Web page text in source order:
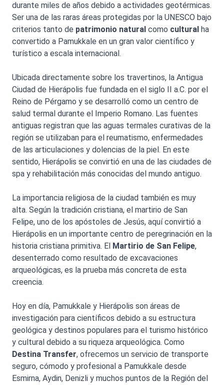
durante miles de años debido a actividades geotérmicas.
Ser una de las raras áreas protegidas por la UNESCO bajo
criterios tanto de patrimonio natural como cultural ha
convertido a Pamukkale en un gran valor científico y
turístico a escala internacional.
Ubicada directamente sobre los travertinos, la Antigua
Ciudad de Hierápolis fue fundada en el siglo II a.C. por el
Reino de Pérgamo y se desarrolló como un centro de
salud termal durante el Imperio Romano. Las fuentes
antiguas registran que las aguas termales curativas de la
región se utilizaban para el reumatismo, enfermedades
de las articulaciones y dolencias de la piel. En este
sentido, Hierápolis se convirtió en una de las ciudades de
spa y rehabilitación más conocidas del mundo antiguo.
La importancia religiosa de la ciudad también es muy
alta. Según la tradición cristiana, el martirio de San
Felipe, uno de los apóstoles de Jesús, aquí convirtió a
Hierápolis en un importante centro de peregrinación en la
historia cristiana primitiva. El Martirio de San Felipe,
desenterrado como resultado de excavaciones
arqueológicas, es la prueba más concreta de esta
creencia.
Hoy en día, Pamukkale y Hierápolis son áreas de
investigación para científicos debido a su estructura
geológica y destinos populares para el turismo histórico
y cultural debido a su riqueza arqueológica. Como
Destina Transfer, ofrecemos un servicio de transporte
seguro, cómodo y profesional a Pamukkale desde
Esmirna, Aydin, Denizli y muchos puntos de la Región del